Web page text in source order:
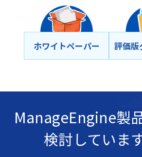
ホワイトペーパー 評価版
ManageEngine製
検討していま